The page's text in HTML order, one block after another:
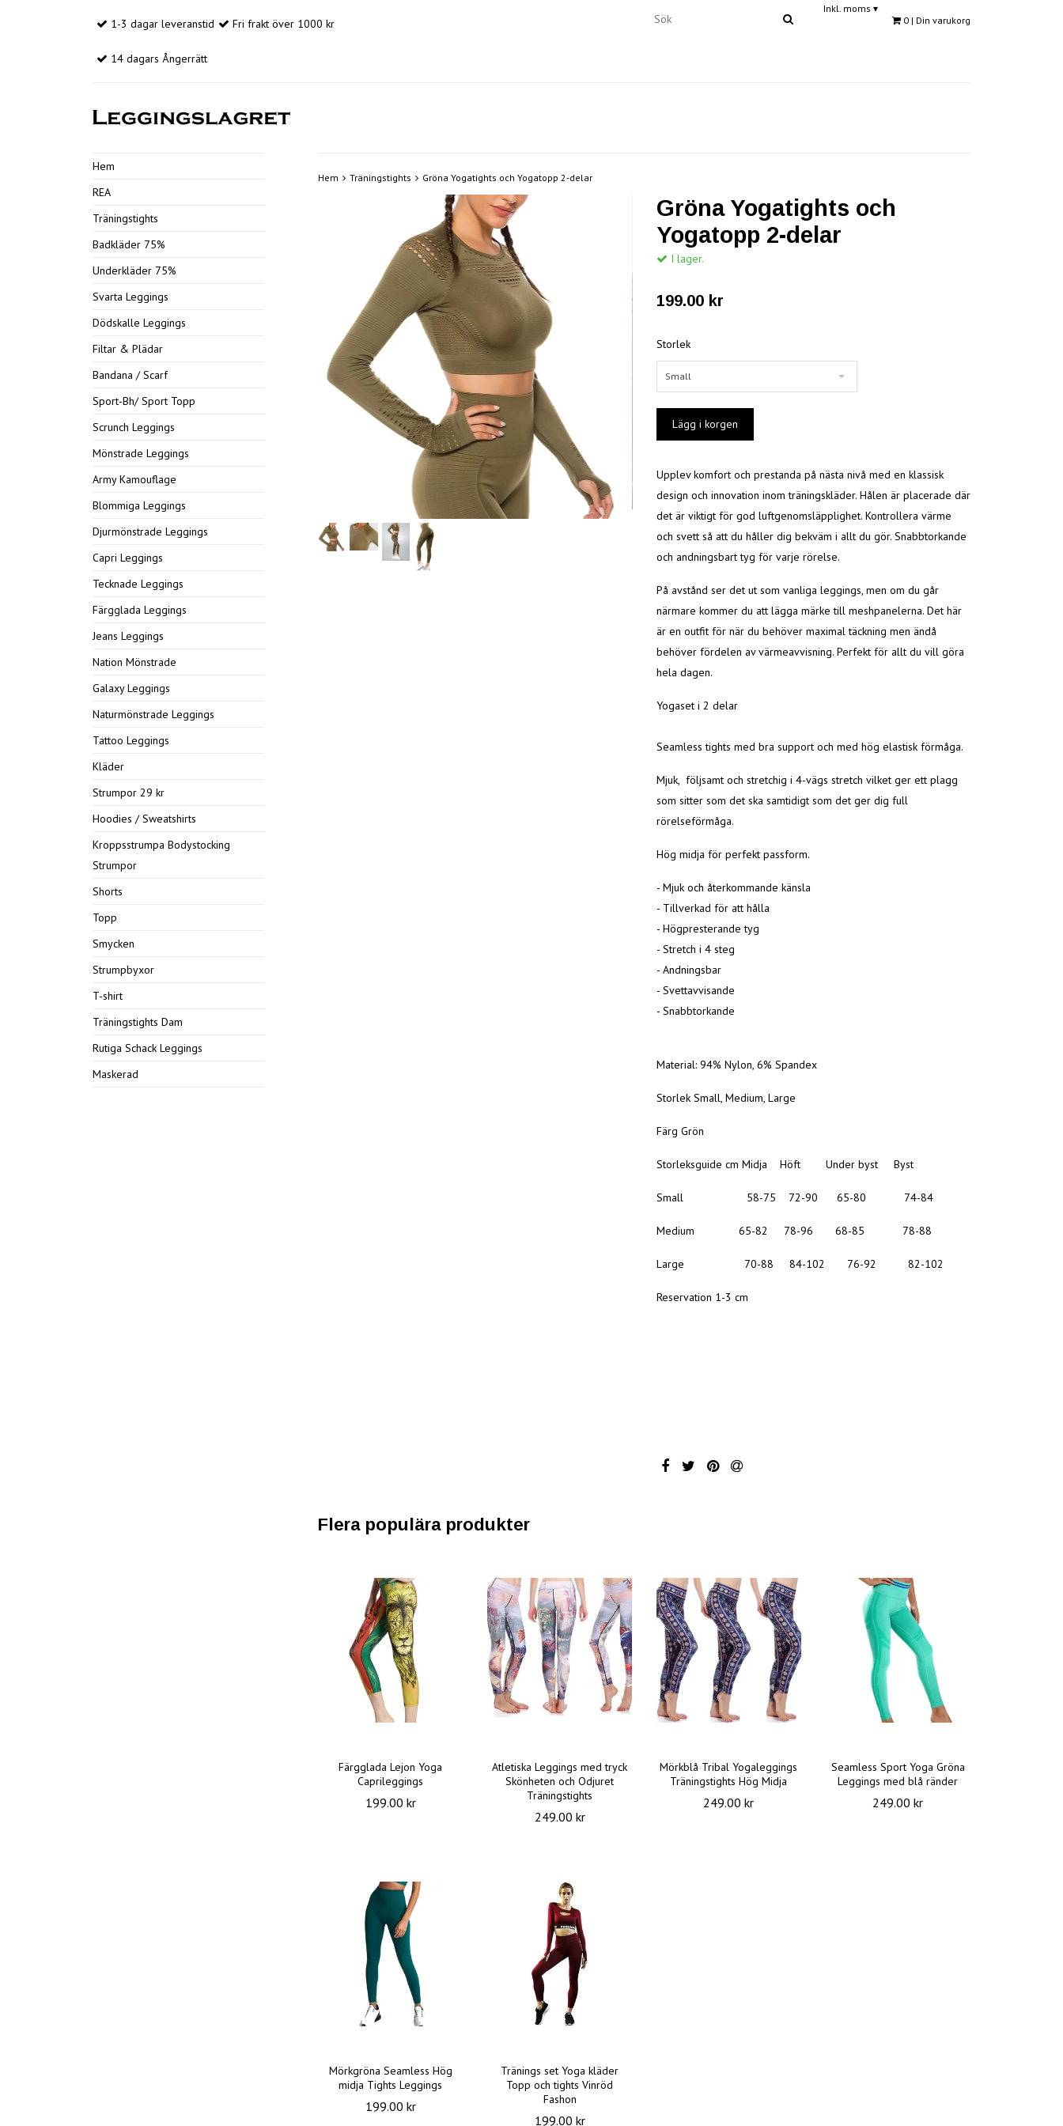
1-3 dagar leveranstid Fri frakt över 1000 kr
14 dagars Ångerrätt
Inkl. moms ▾
0 | Din varukorg
Hem
REA
Träningstights
Badkläder 75%
Underkläder 75%
Svarta Leggings
Dödskalle Leggings
Filtar & Plädar
Bandana / Scarf
Sport-Bh/ Sport Topp
Scrunch Leggings
Mönstrade Leggings
Army Kamouflage
Blommiga Leggings
Djurmönstrade Leggings
Capri Leggings
Tecknade Leggings
Färgglada Leggings
Jeans Leggings
Nation Mönstrade
Galaxy Leggings
Naturmönstrade Leggings
Tattoo Leggings
Kläder
Strumpor 29 kr
Hoodies / Sweatshirts
Kroppsstrumpa Bodystocking
Strumpor
Shorts
Topp
Smycken
Strumpbyxor
T-shirt
Träningstights Dam
Rutiga Schack Leggings
Maskerad
Hem Träningstights Gröna Yogatights och Yogatopp 2-delar
Gröna Yogatights och
Yogatopp 2-delar
I lager.
199.00 kr
Storlek
Small
Upplev komfort och prestanda på nästa nivå med en klassisk
design och innovation inom träningskläder. Hålen är placerade där
det är viktigt för god luftgenomsläpplighet. Kontrollera värme
och svett så att du håller dig bekväm i allt du gör. Snabbtorkande
och andningsbart tyg för varje rörelse.
På avstånd ser det ut som vanliga leggings, men om du går
närmare kommer du att lägga märke till meshpanelerna. Det här
är en outfit för när du behöver maximal täckning men ändå
behöver fördelen av värmeavvisning. Perfekt för allt du vill göra
hela dagen.
Yogaset i 2 delar
Seamless tights med bra support och med hög elastisk förmåga.
Mjuk, följsamt och stretchig i 4-vägs stretch vilket ger ett plagg
som sitter som det ska samtidigt som det ger dig full
rörelseförmåga.
Hög midja för perfekt passform.
- Mjuk och återkommande känsla
- Tillverkad för att hålla
- Högpresterande tyg
- Stretch i 4 steg
- Andningsbar
- Svettavvisande
- Snabbtorkande
Material: 94% Nylon, 6% Spandex
Storlek Small, Medium, Large
Färg Grön
Storleksguide cm Midja Höft Under byst Byst
Small 58-75 72-90 65-80 74-84
Medium 65-82 78-96 68-85 78-88
Large 70-88 84-102 76-92 82-102
Reservation 1-3 cm
Flera populära produkter
Färgglada Lejon Yoga
Caprileggings
199.00 kr
Atletiska Leggings med tryck
Skönheten och Odjuret
Träningstights
249.00 kr
Mörkblå Tribal Yogaleggings
Träningstights Hög Midja
249.00 kr
Seamless Sport Yoga Gröna
Leggings med blå ränder
249.00 kr
Mörkgröna Seamless Hög
midja Tights Leggings
199.00 kr
Tränings set Yoga kläder
Topp och tights Vinröd
Fashon
199.00 kr